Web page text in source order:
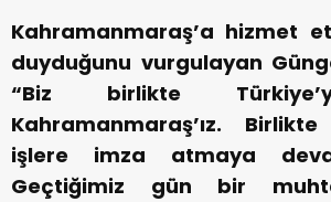
Kahramanmaraş’a hizmet
duyduğunu vurgulayan
“Biz birlikte
Kahramanmaraş’ız.
işlere imza atmaya
Geçtiğimiz gün bir